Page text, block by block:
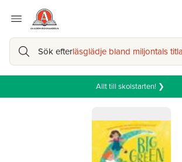
Sök efterläsglädje bland miljontals
Allt till skolstarten! ❯